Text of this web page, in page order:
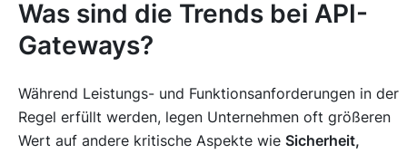
Was sind die Trends bei API-
Gateways?
Während Leistungs- und Funktionsanforderungen in der
Regel erfüllt werden, legen Unternehmen oft größeren
Wert auf andere kritische Aspekte wie Sicherheit,